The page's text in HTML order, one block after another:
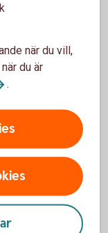
content.
du först
när du vill,
du är
.